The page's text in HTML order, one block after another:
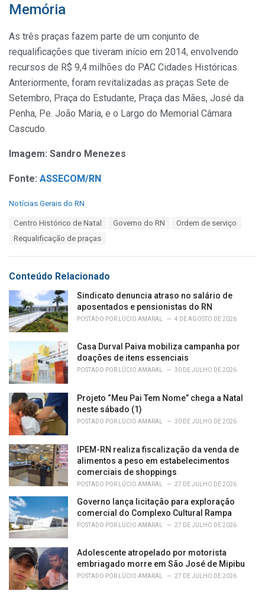
Memória
As três praças fazem parte de um conjunto de
requalificações que tiveram início em 2014, envolvendo
recursos de R$ 9,4 milhões do PAC Cidades Históricas.
Anteriormente, foram revitalizadas as praças Sete de
Setembro, Praça do Estudante, Praça das Mães, José da
Penha, Pe. João Maria, e o Largo do Memorial Câmara
Cascudo.
Imagem: Sandro Menezes
Fonte: ASSECOM/RN
C
i
:
Notícias Gerais do RN
Centro Histórico de Natal Governo do RN
Ordem de serviço
Requalificação de praças
Conteúdo Relacionado
Sindicato denuncia atraso no salário de
aposentados e pensionistas do RN
POSTADO POR LÚCIO AMARAL 4 DE AGOSTO DE 2026
Casa Durval Paiva mobiliza campanha por
doações de itens essenciais
POSTADO POR LÚCIO AMARAL 30 DE JULHO DE 2026
Projeto “Meu Pai Tem Nome” chega a Natal
neste sábado (1)
POSTADO POR LÚCIO AMARAL 30 DE JULHO DE 2026
IPEM-RN realiza fiscalização da venda de
alimentos a peso em estabelecimentos
comerciais de shoppings
POSTADO POR LÚCIO AMARAL 27 DE JULHO DE 2026
Governo lança licitação para exploração
comercial do Complexo Cultural Rampa
POSTADO POR LÚCIO AMARAL 27 DE JULHO DE 2026
Adolescente atropelado por motorista
embriagado morre em São José de Mipibu
POSTADO POR LÚCIO AMARAL 27 DE JULHO DE 2026